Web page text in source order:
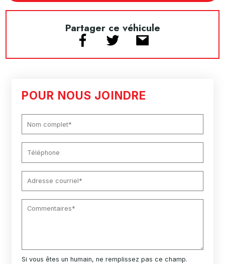
Partager ce véhicule
POUR NOUS JOINDRE
Si vous êtes un humain, ne remplissez pas ce champ.